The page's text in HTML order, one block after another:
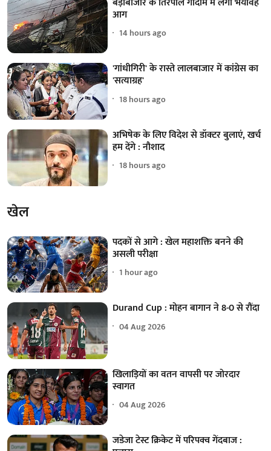
आग
14 hours ago
'गांधीगिरी' के रास्ते लालबाजार में कांग्रेस का
'सत्याग्रह'
18 hours ago
अभिषेक के लिए विदेश से डॉक्टर बुलाएं, खर्च
हम देंगे : नौशाद
18 hours ago
खेल
पदकों से आगे : खेल महाशक्ति बनने की
असली परीक्षा
1 hour ago
Durand Cup : मोहन बागान ने 8-0 से रौंदा
04 Aug 2026
खिलाड़ियों का वतन वापसी पर जोरदार
स्वागत
04 Aug 2026
जडेजा टेस्ट क्रिकेट में परिपक्व गेंदबाज :